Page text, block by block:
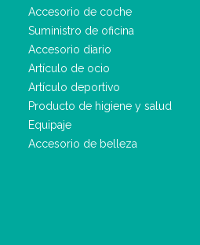
Accesorio de coche
Suministro de oficina
Accesorio diario
Artículo de ocio
Artículo deportivo
Producto de higiene y salud
Equipaje
Accesorio de belleza